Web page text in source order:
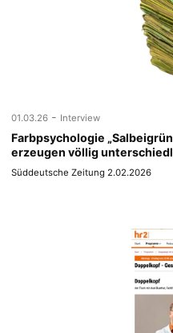
01.03.26 - Interview
Farbpsychologie
erzeugen völlig
Süddeutsche Zeitung 2.02.2026